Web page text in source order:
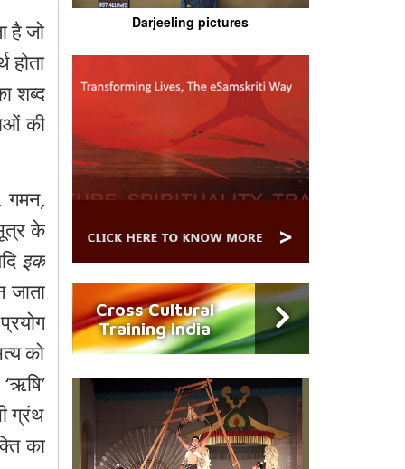
है जो
शब्द
की
गमन,
के
इक
जाता
को
ग्रंथ
का
Darjeeling pictures
Cross Cultural
Training India